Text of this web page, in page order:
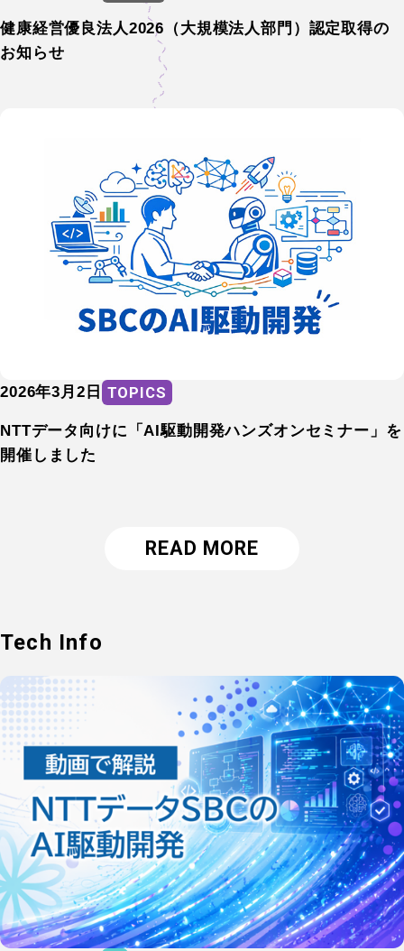
OTHER
健康経営優良法人2026（大規模法人部門）認定取得の
お知らせ
2026年3月2日 TOPICS
NTTデータ向けに「AI駆動開発ハンズオンセミナー」を
開催しました
READ MORE
Tech Info